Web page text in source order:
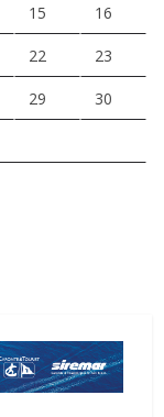
15 16
22 23
29 30